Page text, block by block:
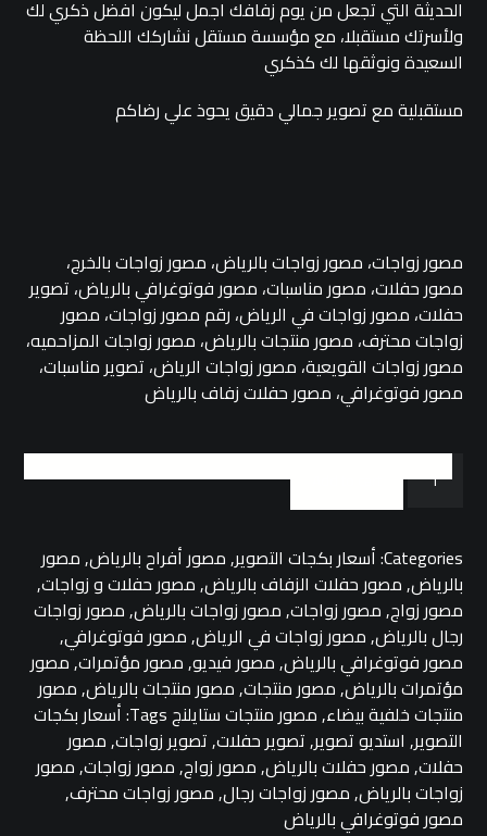
الحديثة التي تجعل من يوم زفافك اجمل ليكون افضل ذكري لك
ولأسرتك مستقبلا، مع مؤسسة مستقل نشاركك اللحظة
السعيدة ونوثقها لك كذكري
مستقبلية مع تصوير جمالي دقيق يحوذ علي رضاكم
مصور زواجات، مصور زواجات بالرياض، مصور زواجات بالخرج،
مصور حفلات، مصور مناسبات، مصور فوتوغرافي بالرياض، تصوير
حفلات، مصور زواجات في الرياض، رقم مصور زواجات، مصور
زواجات محترف، مصور منتجات بالرياض، مصور زواجات المزاحميه،
مصور زواجات القويعية، مصور زواجات الرياض، تصوير مناسبات،
مصور فوتوغرافي، مصور حفلات زفاف بالرياض
Categories: أسعار بكجات التصوير,مصور أفراح بالرياض,مصور
بالرياض,مصور حفلات الزفاف بالرياض,مصور حفلات و زواجات,
مصور زواج,مصور زواجات,مصور زواجات بالرياض,مصور زواجات
رجال بالرياض,مصور زواجات في الرياض,مصور فوتوغرافي,
مصور فوتوغرافي بالرياض,مصور فيديو,مصور مؤتمرات,مصور
مؤتمرات بالرياض,مصور منتجات,مصور منتجات بالرياض,مصور
منتجات خلفية بيضاء,مصور منتجات ستايلنجTags: أسعار بكجات
التصوير, استديو تصوير,تصوير حفلات,تصوير زواجات,مصور
حفلات,مصور حفلات بالرياض,مصور زواج,مصور زواجات,مصور
زواجات بالرياض,مصور زواجات رجال,مصور زواجات محترف,
مصور فوتوغرافي بالرياض